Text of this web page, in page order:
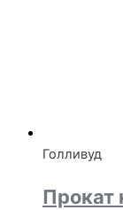
Голливуд
Прокат